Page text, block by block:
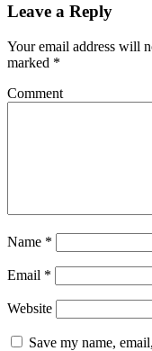
Leave a Reply
Your email address will
marked *
Comment
Name *
Email *
Website
Save my name,